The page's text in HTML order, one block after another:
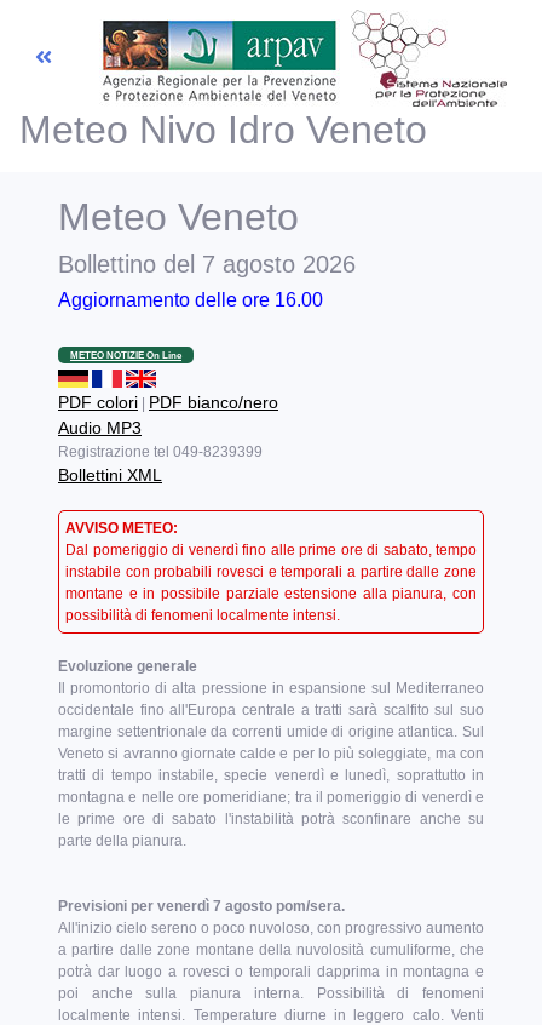
Valanghe
Dati e misure
Meteo Nivo Idro Veneto
Meteo Veneto
Bollettino del 7 agosto 2026
Aggiornamento delle ore 16.00
METEO NOTIZIE On Line
PDF colori
PDF bianco/nero
Audio MP3
Registrazione tel 049-8239399
Bollettini XML
AVVISO METEO:
Dal pomeriggio di venerdì fino alle prime ore di sabato, tempo
instabile con probabili rovesci e temporali a partire dalle zone
montane e in possibile parziale estensione alla pianura, con
possibilità di fenomeni localmente intensi.
Evoluzione generale
Il promontorio di alta pressione in espansione sul Mediterraneo
occidentale fino all'Europa centrale a tratti sarà scalfito sul suo
margine settentrionale da correnti umide di origine atlantica. Sul
Veneto si avranno giornate calde e per lo più soleggiate, ma con
tratti di tempo instabile, specie venerdì e lunedì, soprattutto in
montagna e nelle ore pomeridiane; tra il pomeriggio di venerdì e
le prime ore di sabato l'instabilità potrà sconfinare anche su
parte della pianura.
Previsioni per venerdì 7 agosto pom/sera.
All'inizio cielo sereno o poco nuvoloso, con progressivo aumento
a partire dalle zone montane della nuvolosità cumuliforme, che
potrà dar luogo a rovesci o temporali dapprima in montagna e
poi anche sulla pianura interna. Possibilità di fenomeni
localmente intensi. Temperature diurne in leggero calo. Venti